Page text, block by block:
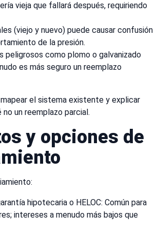
vieja que fallará después, requiriendo
(viejo y nuevo) puede causar confusión
de la presión.
peligrosos como plomo o galvanizado
es más seguro un reemplazo
el sistema existente y explicar
un reemplazo parcial.
y opciones de
hipotecaria o HELOC: Común para
intereses a menudo más bajos que